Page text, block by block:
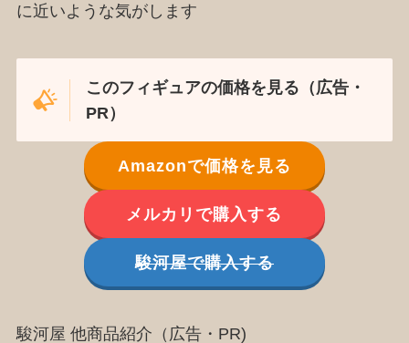
に近いような気がします
このフィギュアの価格を見る（広告・
PR）
Amazonで価格を見る
メルカリで購入する
駿河屋で購入する
駿河屋 他商品紹介（広告・PR)